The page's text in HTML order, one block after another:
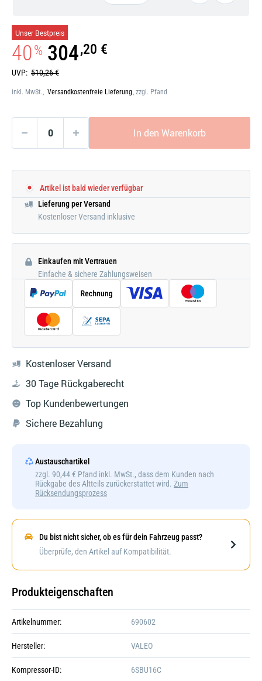
Galerie
öffnen
UVP: 510,26 €
40% 304,20 €
Unser Bestpreis
inkl. MwSt., Versandkostenfreie Lieferung, zzgl. Pfand
In den Warenkorb
Artikel ist bald wieder verfügbar
Lieferung per Versand
Kostenloser Versand inklusive
Einkaufen mit Vertrauen
Einfache & sichere Zahlungsweisen
Kostenloser Versand
30 Tage Rückgaberecht
Top Kundenbewertungen
Sichere Bezahlung
Austauschartikel
zzgl. 90,44 € Pfand inkl. MwSt., dass dem Kunden nach
Rückgabe des Altteils zurückerstattet wird. Zum
Rücksendungsprozess
Darstellung kann abweichen
Du bist nicht sicher, ob es für dein Fahrzeug passt?
Überprüfe, den Artikel auf Kompatibilität.
Produkteigenschaften
Artikelnummer: 690602
Hersteller: VALEO
Kompressor-ID: 6SBU16C